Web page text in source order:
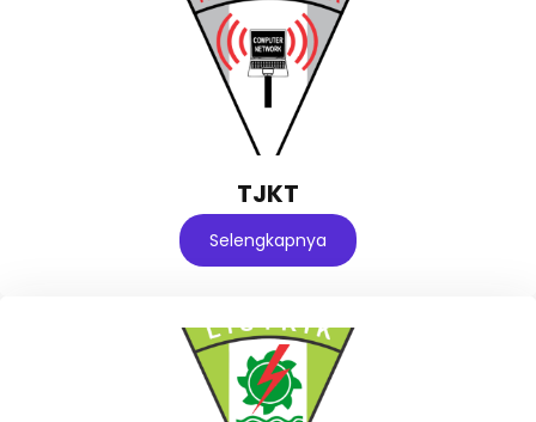
TJKT
Selengkapnya